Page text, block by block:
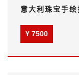
意大利珠宝手
¥ 7500